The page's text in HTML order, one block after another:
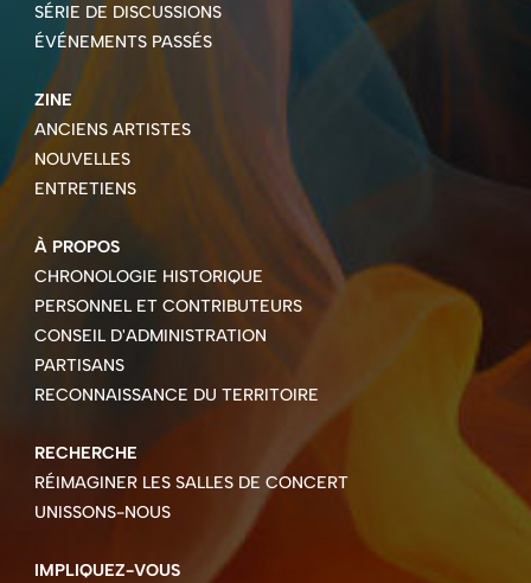
SÉRIE DE DISCUSSIONS
ÉVÉNEMENTS PASSÉS
ZINE
ANCIENS ARTISTES
NOUVELLES
ENTRETIENS
À PROPOS
CHRONOLOGIE HISTORIQUE
PERSONNEL ET CONTRIBUTEURS
CONSEIL D'ADMINISTRATION
PARTISANS
RECONNAISSANCE DU TERRITOIRE
RECHERCHE
RÉIMAGINER LES SALLES DE CONCERT
UNISSONS-NOUS
IMPLIQUEZ-VOUS